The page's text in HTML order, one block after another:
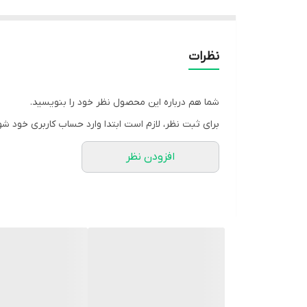
نظرات
شما هم درباره این محصول نظر خود را بنویسید.
برای ثبت نظر، لازم است ابتدا وارد حساب کاربری خود
افزودن نظر